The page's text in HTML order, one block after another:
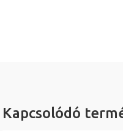
Kapcsolódó